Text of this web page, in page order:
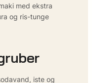
med ekstra
og ris-tunge
iste og